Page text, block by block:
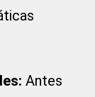
Antes